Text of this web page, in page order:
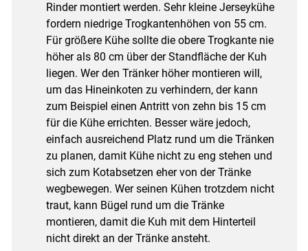
Rinder montiert werden. Sehr kleine Jerseykühe
fordern niedrige Trogkantenhöhen von 55 cm.
Für größere Kühe sollte die obere Trogkante nie
höher als 80 cm über der Standfläche der Kuh
liegen. Wer den Tränker höher montieren will,
um das Hineinkoten zu verhindern, der kann
zum Beispiel einen Antritt von zehn bis 15 cm
für die Kühe errichten. Besser wäre jedoch,
einfach ausreichend Platz rund um die Tränken
zu planen, damit Kühe nicht zu eng stehen und
sich zum Kotabsetzen eher von der Tränke
wegbewegen. Wer seinen Kühen trotzdem nicht
traut, kann Bügel rund um die Tränke
montieren, damit die Kuh mit dem Hinterteil
nicht direkt an der Tränke ansteht.